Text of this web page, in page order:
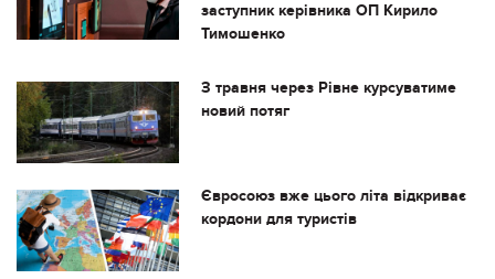
заступник керівника ОП Кирило
Тимошенко
З травня через Рівне курсуватиме
новий потяг
Євросоюз вже цього літа відкриває
кордони для туристів